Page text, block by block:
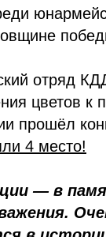
отряд
цветов к
прошёл
4 место!
— в